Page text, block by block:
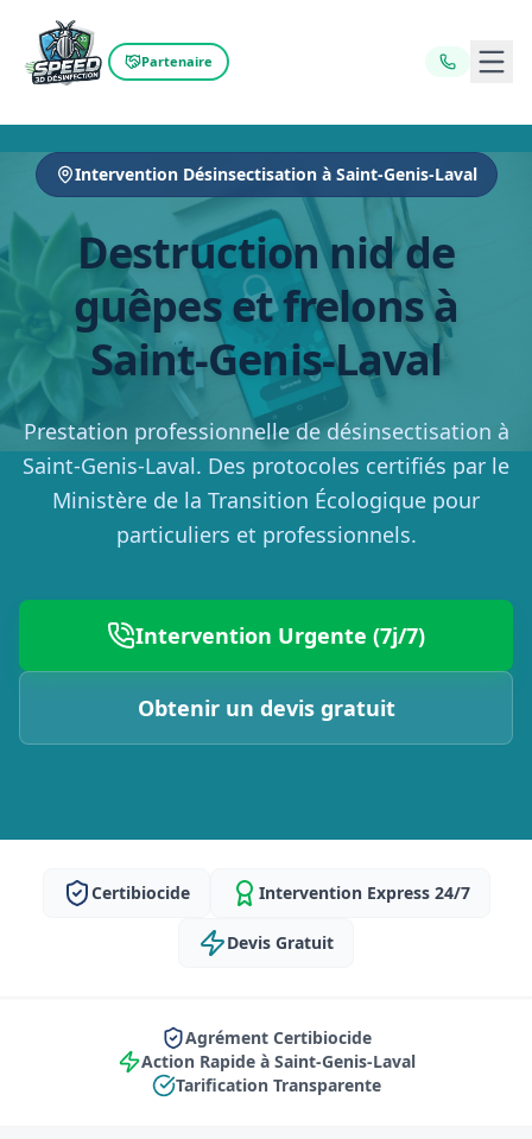
Partenaire
Intervention Désinsectisation à Saint-Genis-Laval
Destruction nid de
guêpes et frelons à
Saint-Genis-Laval
Prestation professionnelle de désinsectisation à
Saint-Genis-Laval. Des protocoles certifiés par le
Ministère de la Transition Écologique pour
particuliers et professionnels.
Intervention Urgente (7j/7)
Obtenir un devis gratuit
Certibiocide Intervention Express 24/7
Devis Gratuit
Agrément Certibiocide
Action Rapide à Saint-Genis-Laval
Tarification Transparente